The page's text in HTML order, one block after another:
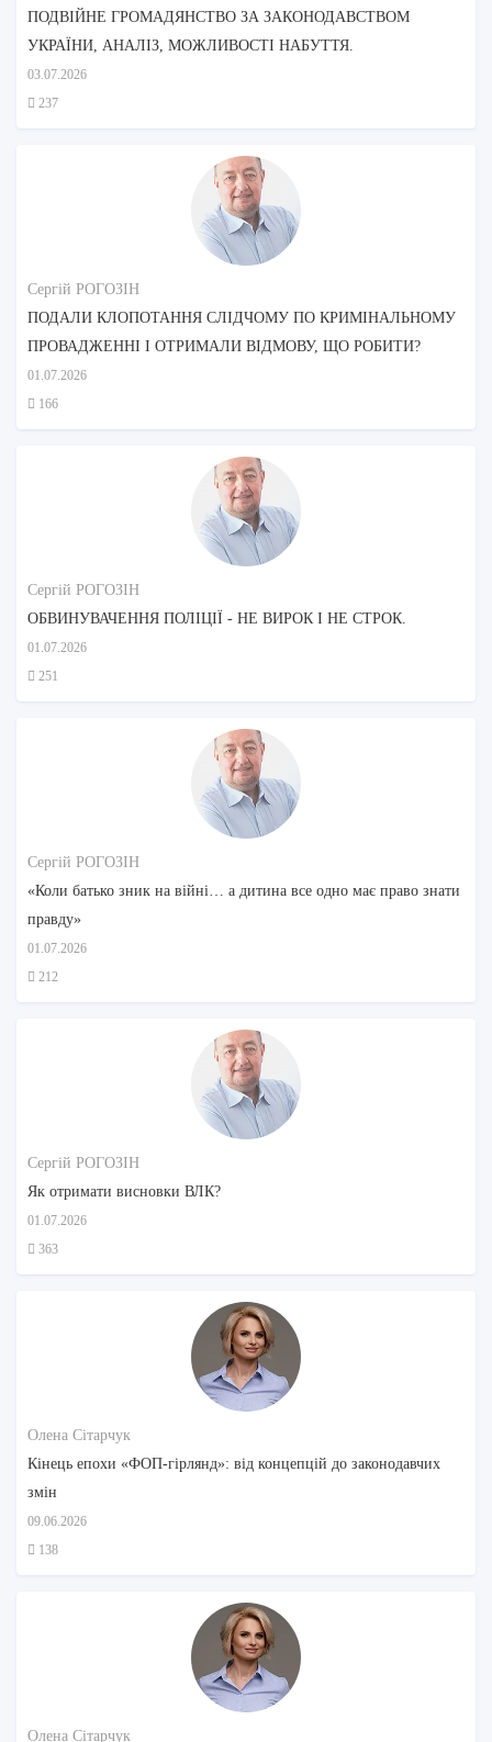
ПОДВІЙНЕ ГРОМАДЯНСТВО ЗА ЗАКОНОДАВСТВОМ
УКРАЇНИ, АНАЛІЗ, МОЖЛИВОСТІ НАБУТТЯ.
03.07.2026
237
Сергій РОГОЗІН
ПОДАЛИ КЛОПОТАННЯ СЛІДЧОМУ ПО КРИМІНАЛЬНОМУ
ПРОВАДЖЕННІ І ОТРИМАЛИ ВІДМОВУ, ЩО РОБИТИ?
01.07.2026
166
Сергій РОГОЗІН
ОБВИНУВАЧЕННЯ ПОЛІЦІЇ - НЕ ВИРОК І НЕ СТРОК.
01.07.2026
251
Сергій РОГОЗІН
«Коли батько зник на війні… а дитина все одно має право знати
правду»
01.07.2026
212
Сергій РОГОЗІН
Як отримати висновки ВЛК?
01.07.2026
363
Олена Сітарчук
Кінець епохи «ФОП-гірлянд»: від концепцій до законодавчих
змін
09.06.2026
138
Олена Сітарчук